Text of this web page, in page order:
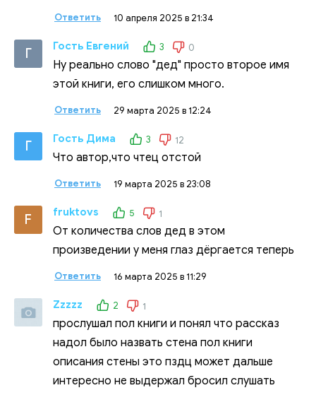
Ответить 10 апреля 2025 в 21:34
Г Гость Евгений 3 0
Ну реально слово "дед" просто второе имя
этой книги, его слишком много.
Ответить 29 марта 2025 в 12:24
Г Гость Дима 3 12
Что автор,что чтец отстой
Ответить 19 марта 2025 в 23:08
F fruktovs 5 1
От количества слов дед в этом
произведении у меня глаз дёргается теперь
Ответить 16 марта 2025 в 11:29
Zzzzz 2 1
прослушал пол книги и понял что рассказ
надол было назвать стена пол книги
описания стены это пздц может дальше
интересно не выдержал бросил слушать